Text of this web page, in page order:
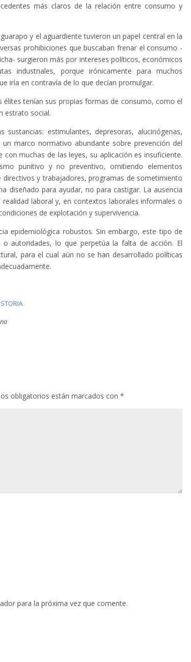
más claros de la relación entre consumo y
y el aguardiente tuvieron un papel central en la
prohibiciones que buscaban frenar el consumo -
surgieron más por intereses políticos, económicos
industriales, porque irónicamente para muchos
iría en contravía de lo que decían promulgar.
tenían sus propias formas de consumo, como el
estrato social.
estimulantes, depresoras, alucinógenas,
un marco normativo abundante sobre prevención del
muchas de las leyes, su aplicación es insuficiente.
punitivo y no preventivo, omitiendo elementos
y trabajadores, programas de sometimiento
para ayudar, no para castigar. La ausencia
laboral y, en contextos laborales informales o
de explotación y supervivencia.
epidemiológica robustos. Sin embargo, este tipo de
autoridades, lo que perpetúa la falta de acción. El
para el cual aún no se han desarrollado políticas
obligatorios están marcados con *
para la próxima vez que comente.